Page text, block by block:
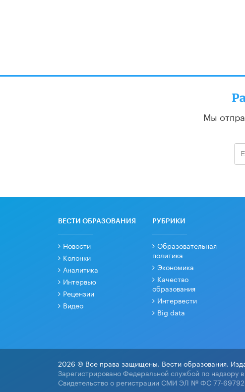
Мы
ВЕСТИ ОБРАЗОВАНИЯ
Новости
Колонки
Аналитика
Интервью
Рецензии
Видео
РУБРИКИ
Образовательная
политика
Экономика
Качество
образования
Интервести
Big data
2026 © Все права защищены. Вести образования.
Зарегистрировано Федеральной службой по надзору
Свидетельство о регистрации СМИ ЭЛ № ФС 77-69792